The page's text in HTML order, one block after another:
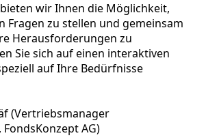
wir Ihnen die Möglichkeit,
Fragen zu stellen und gemeinsam
Herausforderungen zu
Sie sich auf einen interaktiven
auf Ihre Bedürfnisse
(Vertriebsmanager
AG)